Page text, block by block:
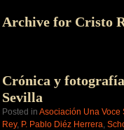
Archive for Cristo
Crónica y
Sevilla
Posted in Asociación Una Voce
Rey, P. Pablo Diéz Herrera,